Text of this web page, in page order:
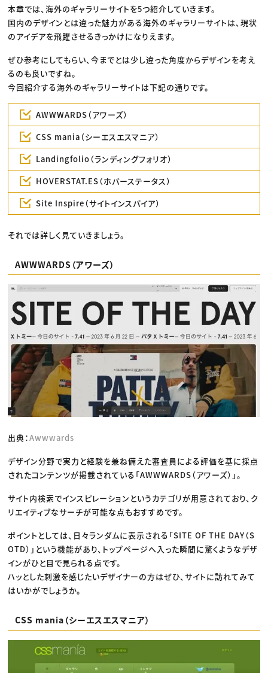
本章では、海外のギャラリーサイトを5つ紹介していきます。
国内のデザインとは違った魅力がある海外のギャラリーサイトは、現状
のアイデアを飛躍させるきっかけになりえます。
ぜひ参考にしてもらい、今までとは少し違った角度からデザインを考え
るのも良いですね。
今回紹介する海外のギャラリーサイトは下記の通りです。
AWWWARDS（アワーズ）
CSS mania（シーエスエスマニア）
Landingfolio（ランディングフォリオ）
HOVERSTAT.ES（ホバーステータス）
Site Inspire（サイトインスパイア）
それでは詳しく見ていきましょう。
AWWWARDS（アワーズ）
出典：Awwwards
デザイン分野で実力と経験を兼ね備えた審査員による評価を基に採点
されたコンテンツが掲載されている「AWWWARDS（アワーズ）」。
サイト内検索でインスピレーションというカテゴリが用意されており、ク
リエイティブなサーチが可能な点もおすすめです。
ポイントとしては、日々ランダムに表示される「SITE OF THE DAY（S
OTD）」という機能があり、トップページへ入った瞬間に驚くようなデザ
インがひと目で見られる点です。
ハッとした刺激を感じたいデザイナーの方はぜひ、サイトに訪れてみて
はいかがでしょうか。
CSS mania（シーエスエスマニア）